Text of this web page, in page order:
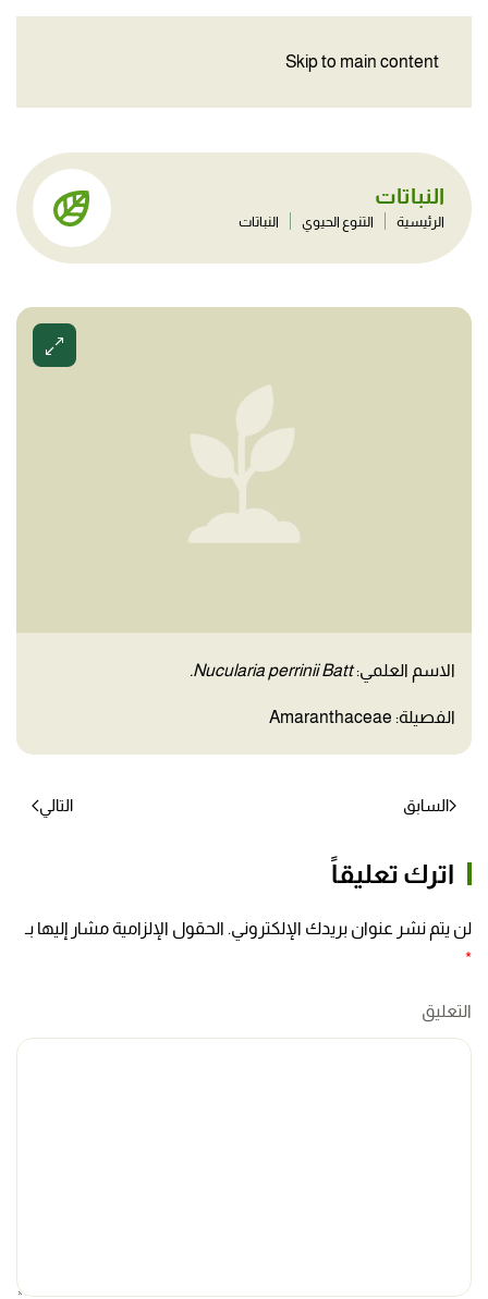
Skip to main content
النباتات
الرئيسية التنوع الحيوي النباتات
الاسم العلمي:Nucularia perrinii Batt.
الفصيلة: Amaranthaceae
السابق التالي
اترك تعليقاً
لن يتم نشر عنوان بريدك الإلكتروني. الحقول الإلزامية مشار إليها بـ
*
التعليق